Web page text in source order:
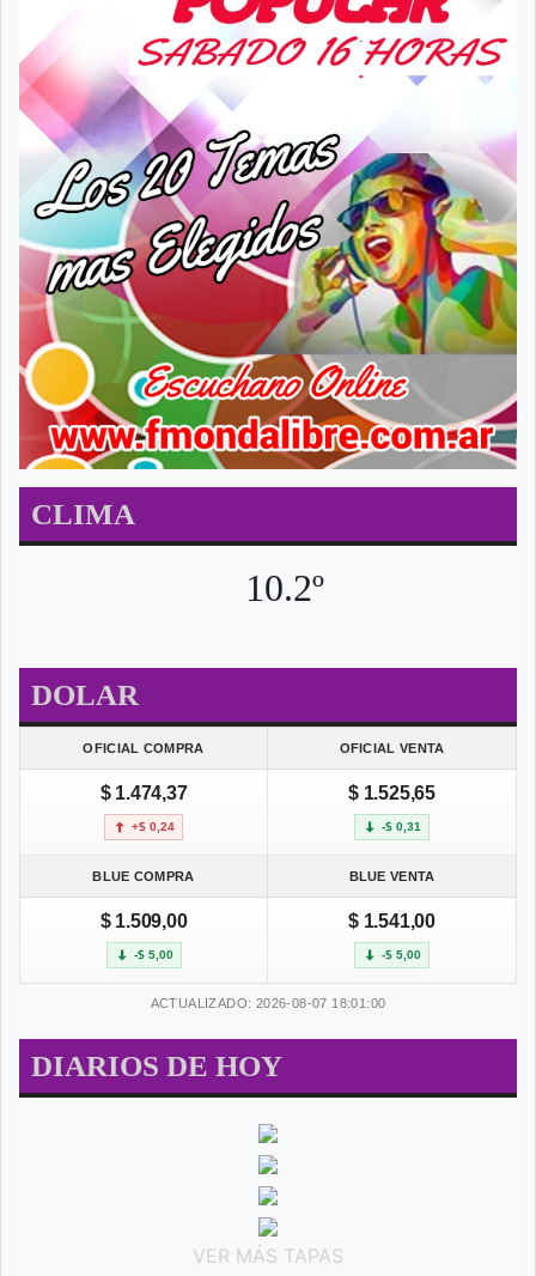
CLIMA
10.2º
DOLAR
OFICIAL COMPRA OFICIAL VENTA
$ 1.474,37
+$ 0,24
$ 1.525,65
-$ 0,31
BLUE COMPRA BLUE VENTA
$ 1.509,00
-$ 5,00
$ 1.541,00
-$ 5,00
ACTUALIZADO: 2026-08-07 18:01:00
DIARIOS DE HOY
VER MÁS TAPAS